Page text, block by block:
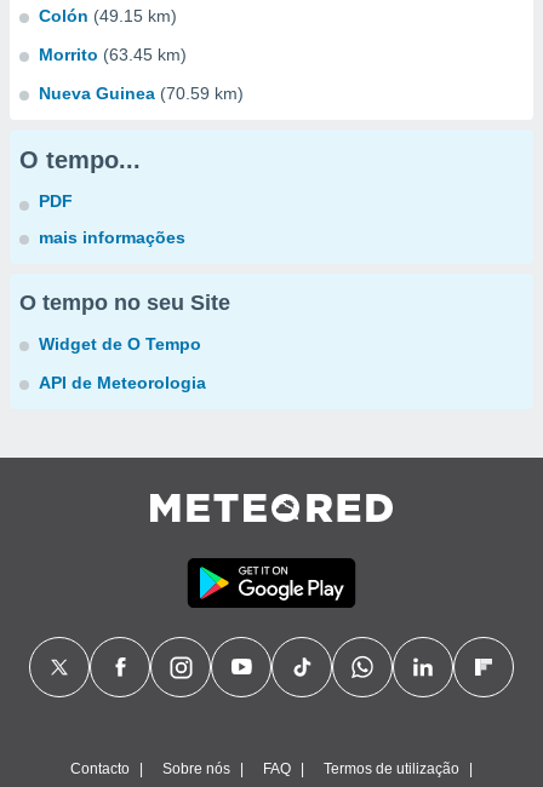
Colón (49.15 km)
Morrito (63.45 km)
Nueva Guinea (70.59 km)
O tempo...
PDF
mais informações
O tempo no seu Site
Widget de O Tempo
API de Meteorologia
Contacto Sobre nós FAQ Termos de utilização